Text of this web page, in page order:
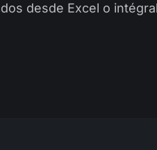
desde Excel o